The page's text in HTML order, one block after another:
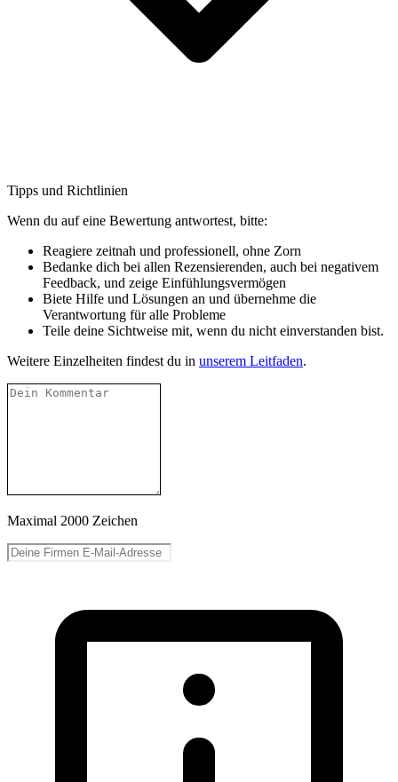
Tipps und Richtlinien
Wenn du auf eine Bewertung antwortest, bitte:
Reagiere zeitnah und professionell, ohne Zorn
Bedanke dich bei allen Rezensierenden, auch bei negativem
Feedback, und zeige Einfühlungsvermögen
Biete Hilfe und Lösungen an und übernehme die
Verantwortung für alle Probleme
Teile deine Sichtweise mit, wenn du nicht einverstanden bist.
Weitere Einzelheiten findest du in unserem Leitfaden.
Maximal 2000 Zeichen